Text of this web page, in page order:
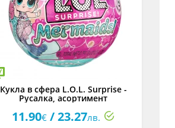
Кукла в сфера L.O.L. Surprise -
Русалка, асортимент
11.90€ / 23.27лв.